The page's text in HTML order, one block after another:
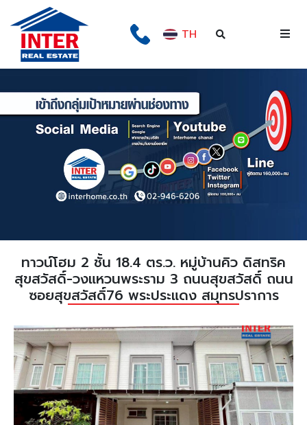
TH
ทาวน์โฮม 2 ชั้น 18.4 ตร.ว. หมู่บ้านคิว ดิสทริค
สุขสวัสดิ์-วงแหวนพระราม 3 ถนนสุขสวัสดิ์ ถนน
ซอยสุขสวัสดิ์76 พระประแดง สมุทรปราการ